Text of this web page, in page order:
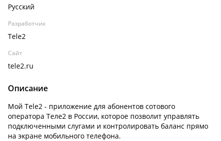
Русский
Разработчик
Tele2
Сайт
tele2.ru
Описание
Мой Tele2 - приложение для абонентов сотового
оператора Теле2 в России, которое позволит управлять
подключенными слугами и контролировать баланс прямо
на экране мобильного телефона.